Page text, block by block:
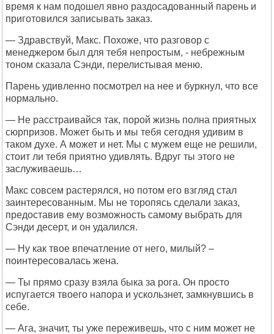
время к нам подошел явно раздосадованный парень и
приготовился записывать заказ.
— Здравствуй, Макс. Похоже, что разговор с
менеджером был для тебя непростым, - небрежным
тоном сказала Сэнди, перелистывая меню.
Парень удивленно посмотрел на нее и буркнул, что все
нормально.
— Не расстраивайся так, порой жизнь полна приятных
сюрпризов. Может быть и мы тебя сегодня удивим в
таком духе. А может и нет. Мы с мужем еще не решили,
стоит ли тебя приятно удивлять. Вдруг ты этого не
заслуживаешь…
Макс совсем растерялся, но потом его взгляд стал
заинтересованным. Мы не торопясь сделали заказ,
предоставив ему возможность самому выбрать для
Сэнди десерт, и он удалился.
— Ну как твое впечатление от него, милый? –
поинтересовалась жена.
— Ты прямо сразу взяла быка за рога. Он просто
испугается твоего напора и ускользнет, замкнувшись в
себе.
— Ага, значит, ты уже переживешь, что с ним может не